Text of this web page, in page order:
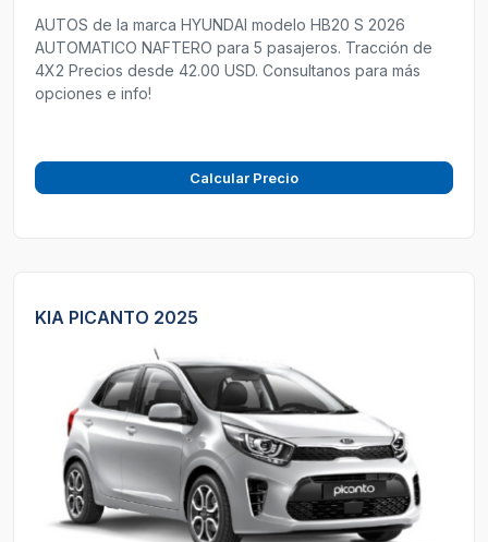
AUTOS de la marca HYUNDAI modelo HB20 S 2026
AUTOMATICO NAFTERO para 5 pasajeros. Tracción de
4X2 Precios desde 42.00 USD. Consultanos para más
opciones e info!
Calcular Precio
KIA PICANTO 2025